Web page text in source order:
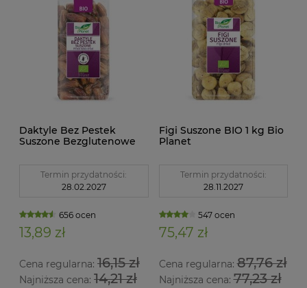
Daktyle Bez Pestek
Suszone Bezglutenowe
Termin przydatności:
28.02.2027
656 ocen
13,89 zł
Cena regularna: 16,15 zł
Najniższa cena: 14,21 zł
Figi Suszone BIO 1 kg Bio
Planet
Termin przydatności:
28.11.2027
547 ocen
75,47 zł
Cena regularna:87,76 zł
Najniższa cena:77,23 zł